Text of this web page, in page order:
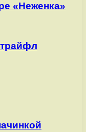
«Неженка»